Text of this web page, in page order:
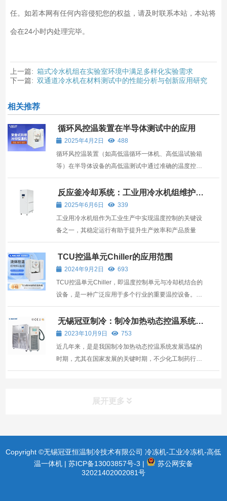
任。如若本网有任何内容侵犯您的权益，请及时联系本站，本站将
会在24小时内处理完毕。
上一篇: 箱式冷水机组在实验室环境中满足多样化实验需求
下一篇: 双通道冷水机在材料测试中的性能分析与创新应用研究
相关推荐
循环风控温装置在半导体测试中的应用
2025年4月2日
488
循环风控温装置（如高低温循环一体机、高低温试验箱
等）在半导体设备的高低温测试中通过准确的温度控制
和环境模拟，保障了半导体产品的性能验证、可靠性评
估及工艺优化
反应釜冷却系统：工业用冷水机组维护有
利于全流程管理
2025年6月6日
339
工业用冷水机组作为工业生产中实现温度控制的关键设
备之一，其稳定运行有助于提升生产效率和产品质量
TCU控温单元Chiller的应用范围
2024年9月2日
693
TCU控温单元Chiller，即温度控制单元与冷却机结合的
设备，是一种广泛应用于多个行业的重要温控设备。它
以其标准的温度控制能力和广泛的适应性，在现代工业
生产和科研实验中发挥着作用。本文将探讨TCU控温单
元Chiller在不同领域的应用范围。 一、化学反应器 ...
无锡冠亚制冷：制冷加热动态控温系统是
我国化工制药行业发展的关键因素
2023年10月9日
753
近几年来，是是我国制冷加热动态控温系统发展迅猛的
时期，尤其在国家发展的关键时期，不少化工制药行业
企业也加大了行业投资，制冷加热动态控温系统克服其
展开更多
Copyright ©无锡冠亚恒温制冷技术有限公司 冷冻机-工业冷冻机-高低
温一体机 | 苏ICP备13003857号-3 |
苏公网安备
32021402002081号